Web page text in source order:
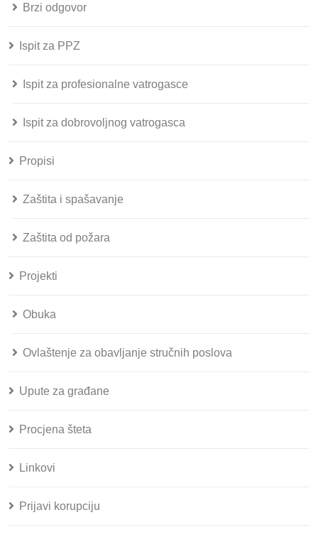
Brzi odgovor
Ispit za PPZ
Ispit za profesionalne vatrogasce
Ispit za dobrovoljnog vatrogasca
Propisi
Zaštita i spašavanje
Zaštita od požara
Projekti
Obuka
Ovlaštenje za obavljanje stručnih poslova
Upute za građane
Procjena šteta
Linkovi
Prijavi korupciju